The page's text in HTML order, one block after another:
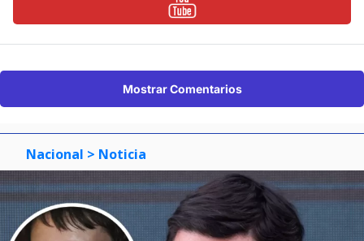
Mostrar Comentarios
Nacional > Noticia